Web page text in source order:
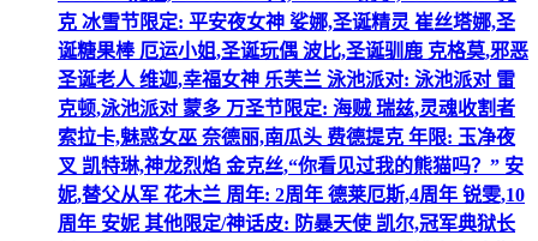
克 冰雪节限定: 平安夜女神 娑娜,圣诞精灵 崔丝塔娜,圣
诞糖果棒 厄运小姐,圣诞玩偶 波比,圣诞驯鹿 克格莫,邪恶
圣诞老人 维迦,幸福女神 乐芙兰 泳池派对: 泳池派对 雷
克顿,泳池派对 蒙多 万圣节限定: 海贼 瑞兹,灵魂收割者
索拉卡,魅惑女巫 奈德丽,南瓜头 费德提克 年限: 玉净夜
叉 凯特琳,神龙烈焰 金克丝,“你看见过我的熊猫吗？” 安
妮,替父从军 花木兰 周年: 2周年 德莱厄斯,4周年 锐雯,10
周年 安妮 其他限定/神话皮: 防暴天使 凯尔,冠军典狱长